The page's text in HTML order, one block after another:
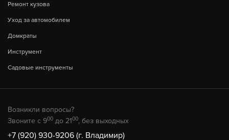
Ремонт кузова
Уход за автомобилем
Домкраты
Инструмент
Садовые инструменты
Возникли вопросы?
Звоните с 900 до 2100, без выходных
+7 (920) 930-9206 (г. Владимир)